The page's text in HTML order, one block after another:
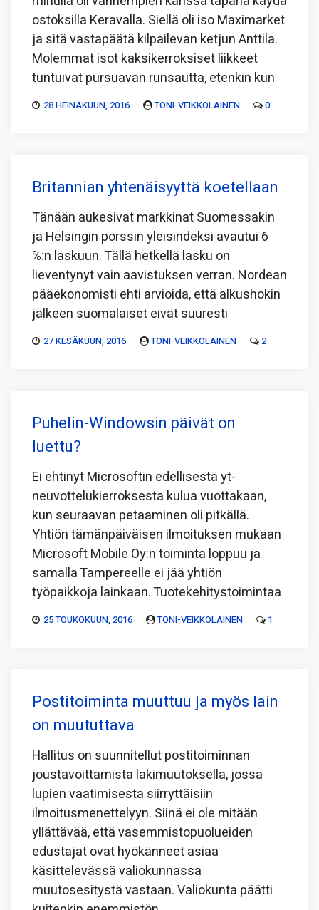
ostoksilla Keravalla. Siellä oli iso Maximarket
ja sitä vastapäätä kilpailevan ketjun Anttila.
Molemmat isot kaksikerroksiset liikkeet
tuntuivat pursuavan runsautta, etenkin kun
28 HEINÄKUUN, 2016 TONI-VEIKKOLAINEN 0
Britannian yhtenäisyyttä koetellaan
Tänään aukesivat markkinat Suomessakin
ja Helsingin pörssin yleisindeksi avautui 6
%:n laskuun. Tällä hetkellä lasku on
lieventynyt vain aavistuksen verran. Nordean
pääekonomisti ehti arvioida, että alkushokin
jälkeen suomalaiset eivät suuresti
27 KESÄKUUN, 2016 TONI-VEIKKOLAINEN 2
Puhelin-Windowsin päivät on
luettu?
Ei ehtinyt Microsoftin edellisestä yt-
neuvottelukierroksesta kulua vuottakaan,
kun seuraavan petaaminen oli pitkällä.
Yhtiön tämänpäiväisen ilmoituksen mukaan
Microsoft Mobile Oy:n toiminta loppuu ja
samalla Tampereelle ei jää yhtiön
työpaikkoja lainkaan. Tuotekehitystoimintaa
25 TOUKOKUUN, 2016 TONI-VEIKKOLAINEN 1
Postitoiminta muuttuu ja myös lain
on muututtava
Hallitus on suunnitellut postitoiminnan
joustavoittamista lakimuutoksella, jossa
lupien vaatimisesta siirryttäisiin
ilmoitusmenettelyyn. Siinä ei ole mitään
yllättävää, että vasemmistopuolueiden
edustajat ovat hyökänneet asiaa
käsittelevässä valiokunnassa
muutosesitystä vastaan. Valiokunta päätti